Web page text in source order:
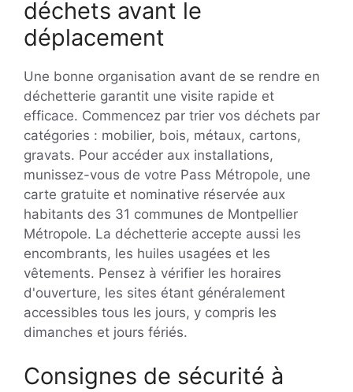
déchets avant le
déplacement
Une bonne organisation avant de se rendre en
déchetterie garantit une visite rapide et
efficace. Commencez par trier vos déchets par
catégories : mobilier, bois, métaux, cartons,
gravats. Pour accéder aux installations,
munissez-vous de votre Pass Métropole, une
carte gratuite et nominative réservée aux
habitants des 31 communes de Montpellier
Métropole. La déchetterie accepte aussi les
encombrants, les huiles usagées et les
vêtements. Pensez à vérifier les horaires
d'ouverture, les sites étant généralement
accessibles tous les jours, y compris les
dimanches et jours fériés.
Consignes de sécurité à